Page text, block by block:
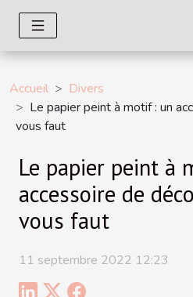
Accueil
Divers
Le papier peint à motif : un
vous faut
Le papier peint à
accessoire de
vous faut
11 septembre 2022 12:23